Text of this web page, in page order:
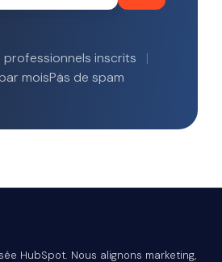
professionnels inscrits
moisPas de spam
HubSpot. Nous alignons marketing,